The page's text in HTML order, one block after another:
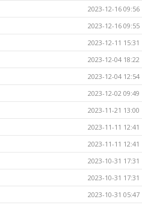
2023-12-16 09:56
2023-12-16 09:55
2023-12-11 15:31
2023-12-04 18:22
2023-12-04 12:54
2023-12-02 09:49
2023-11-21 13:00
2023-11-11 12:41
2023-11-11 12:41
2023-10-31 17:31
2023-10-31 17:31
2023-10-31 05:47